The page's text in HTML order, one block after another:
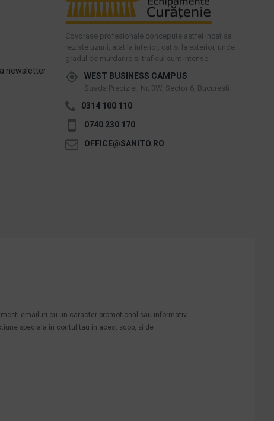
newsletter
Covorase profesionale concepute astfel incat sa
reziste uzurii, atat la interior, cat si la exterior, unde
gradul de murdarire si traficul sunt intense.
WEST BUSINESS CAMPUS
Strada Preciziei, Nr, 3W, Sector 6, Bucuresti
0314 100 110
0740 230 170
OFFICE@SANITO.RO
emailuri cu un caracter promotional sau informativ
speciala in contul tau in acest scop, si de